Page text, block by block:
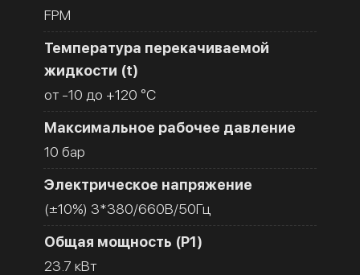
FPM
Температура перекачиваемой
жидкости (t)
от -10 до +120 °C
Максимальное рабочее давление
10 бар
Электрическое напряжение
(±10%) 3*380/660В/50Гц
Общая мощность (Р1)
23.7 кВт